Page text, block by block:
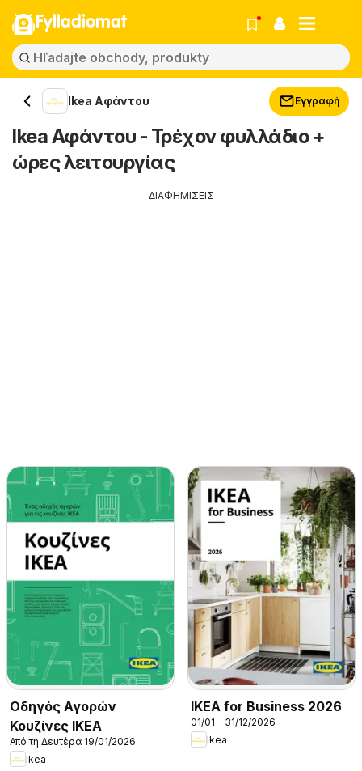
Fylladiomat
Ikea Αφάντου Εγγραφή
Ikea Αφάντου - Τρέχον φυλλάδιο +
ώρες λειτουργίας
ΔΙΑΦΗΜΙΣΕΙΣ
Οδηγός Αγορών
Κουζίνες IKEA
Από τη Δευτέρα 19/01/2026
Ikea
IKEA for Business 2026
01/01 - 31/12/2026
Ikea